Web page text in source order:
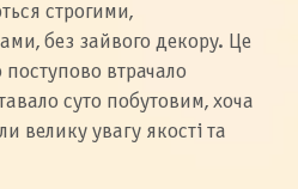
строгими,
без зайвого декору. Це
поступово втрачало
суто побутовим, хоча
велику увагу якості та